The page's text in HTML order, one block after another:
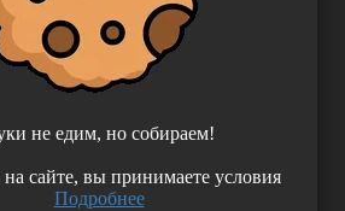
не едим, но собираем!
на сайте, вы принимаете условия
Подробнее